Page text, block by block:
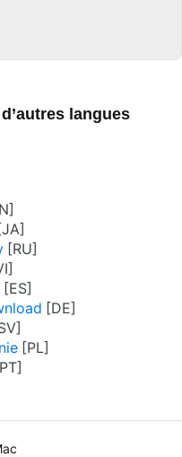
langues